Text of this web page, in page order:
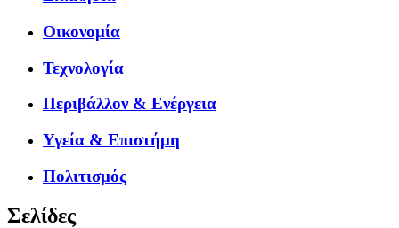
Οικονομία
Τεχνολογία
Περιβάλλον & Ενέργεια
Υγεία & Επιστήμη
Πολιτισμός
Σελίδες